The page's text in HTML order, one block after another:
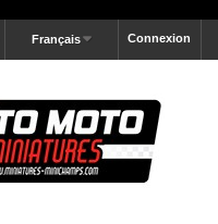
Connexion
Français